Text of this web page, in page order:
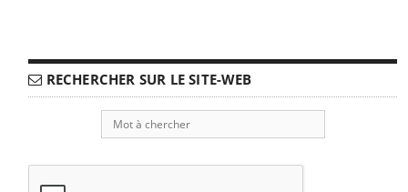
RECHERCHER SUR LE SITE-WEB